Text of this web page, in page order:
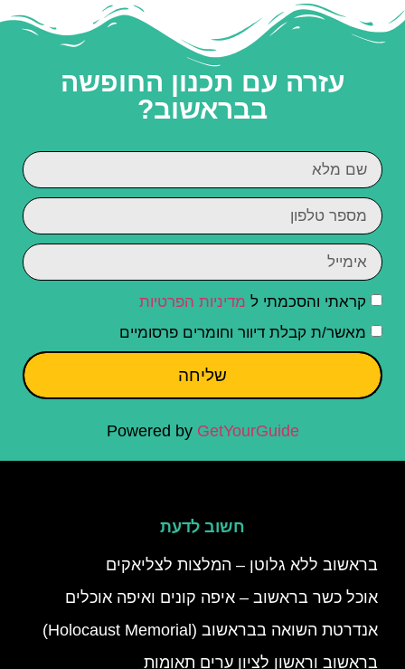
עזרה עם תכנון החופשה
בבראשוב?
קראתי והסכמתי ל מדיניות הפרטיות
מאשר/ת קבלת דיוור וחומרים פרסומיים
שליחה
Powered by GetYourGuide
חשוב לדעת
בראשוב ללא גלוטן – המלצות לצליאקים
אוכל כשר בראשוב – איפה קונים ואיפה אוכלים
אנדרטת השואה בבראשוב (Holocaust Memorial)
בראשוב וראשון לציון ערים תאומות